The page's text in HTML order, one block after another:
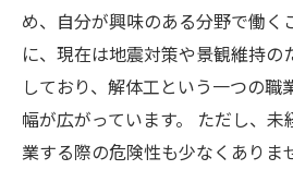
め、自分が興味のある分野で働く
に、現在は地震対策や景観維持の
しており、解体工という一つの職
幅が広がっています。 ただし、
業する際の危険性も少なくありま